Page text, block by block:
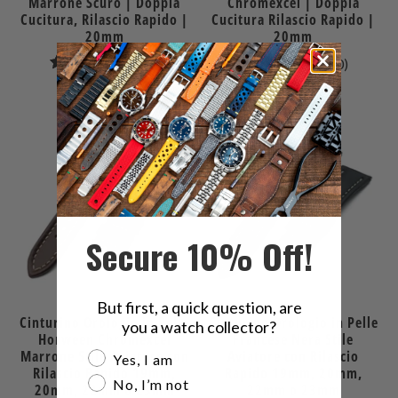
Cucitura, Rilascio Rapido |
20mm
(0)0
recensioni
totali
$62.99
Cucitura Rilascio Rapido |
20mm
(0)
$69.99
Cinturino Orologio in Pelle
Horween Chromexcel
Marrone Stile Aviatore con
Rilascio Rapido 19mm,
20mm, 22mm o 23mm
Cinturino Orologio in Pelle
Francese Nera Stile
Aviatore con Rilascio
Rapido 19mm, 20mm,
Secure 10% Off!
But first, a quick question, are
you a watch collector?
Are you a watch collector?
Yes, I am
No, I’m not